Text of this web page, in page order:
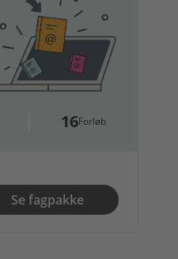
16Forløb
Se fagpakke